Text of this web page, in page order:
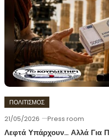
ΠΟΛΙΤΙΣΜΟΣ
21/05/2026 Press room
Λεφτά Υπάρχουν… Αλλά Για